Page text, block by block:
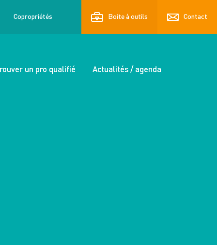
Copropriétés Boite à outils Contact
un pro qualifié Actualités / agenda